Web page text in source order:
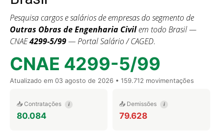
Pesquisa cargos e salários de empresas do segmento de
Outras Obras de Engenharia Civilem todo Brasil —
CNAE4299-5/99— Portal Salário / CAGED.
CNAE 4299-5/99
Atualizado em 03 agosto de 2026 • 159.712 movimentações
📥 Contratações i
80.084
📤 Demissões i
79.628